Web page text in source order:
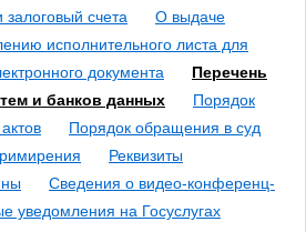
счета
О выдаче
исполнительного листа для
документа
Перечень
и банков данных
Порядок
Порядок обращения в суд
Реквизиты
Сведения о видео-конференц-
уведомления на Госуслугах